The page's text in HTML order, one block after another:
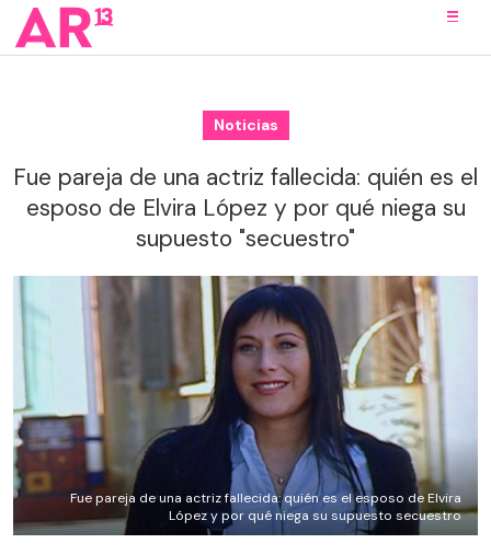
Noticias
Fue pareja de una actriz fallecida: quién es el
esposo de Elvira López y por qué niega su
supuesto "secuestro"
Fue pareja de una actriz fallecida: quién es el esposo de Elvira
López y por qué niega su supuesto secuestro